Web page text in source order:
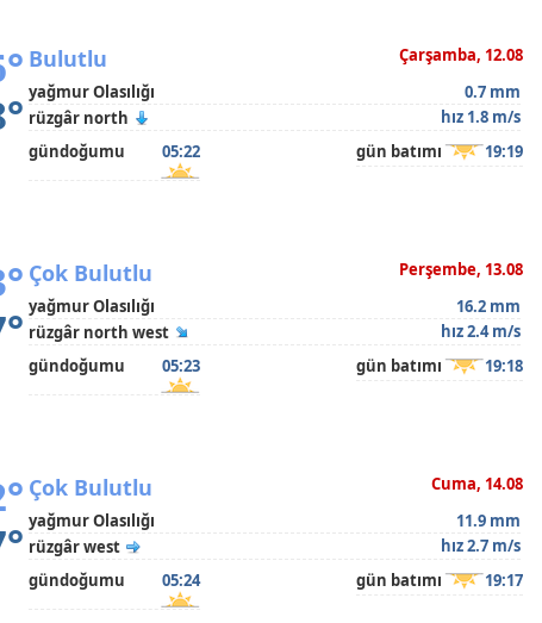
Çarşamba, 12.08
Bulutlu
yağmur Olasılığı
0.7 mm
rüzgâr north
hız 1.8 m/s
gündoğumu
05:22 gün batımı 19:19
Perşembe, 13.08
Çok Bulutlu
yağmur Olasılığı
16.2 mm
rüzgâr north west
hız 2.4 m/s
gündoğumu
05:23 gün batımı 19:18
Cuma, 14.08
Çok Bulutlu
yağmur Olasılığı
11.9 mm
rüzgâr west
hız 2.7 m/s
gündoğumu
05:24 gün batımı 19:17